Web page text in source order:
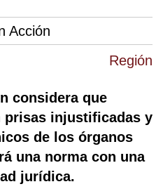
Región
Acción
considera que
prisas injustificadas y
de los órganos
una norma con una
jurídica.